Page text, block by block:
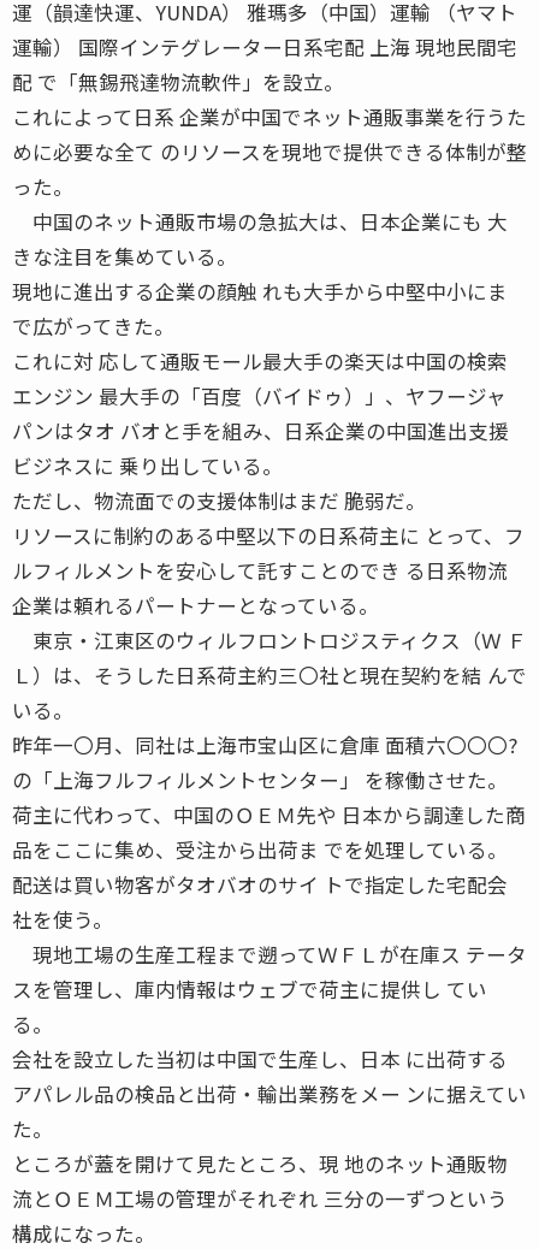
運（韻達快運、YUNDA） 雅瑪多（中国）運輸 （ヤマト
運輸） 国際インテグレーター日系宅配 上海 現地民間宅
配 で「無錫飛達物流軟件」を設立。
これによって日系 企業が中国でネット通販事業を行うた
めに必要な全て のリソースを現地で提供できる体制が整
った。
中国のネット通販市場の急拡大は、日本企業にも 大
きな注目を集めている。
現地に進出する企業の顔触 れも大手から中堅中小にま
で広がってきた。
これに対 応して通販モール最大手の楽天は中国の検索
エンジン 最大手の「百度（バイドゥ）」、ヤフージャ
パンはタオ バオと手を組み、日系企業の中国進出支援
ビジネスに 乗り出している。
ただし、物流面での支援体制はまだ 脆弱だ。
リソースに制約のある中堅以下の日系荷主に とって、フ
ルフィルメントを安心して託すことのでき る日系物流
企業は頼れるパートナーとなっている。
東京・江東区のウィルフロントロジスティクス（Ｗ Ｆ
Ｌ）は、そうした日系荷主約三〇社と現在契約を結 んで
いる。
昨年一〇月、同社は上海市宝山区に倉庫 面積六〇〇〇?
の「上海フルフィルメントセンター」 を稼働させた。
荷主に代わって、中国のＯＥＭ先や 日本から調達した商
品をここに集め、受注から出荷ま でを処理している。
配送は買い物客がタオバオのサイ トで指定した宅配会
社を使う。
現地工場の生産工程まで遡ってＷＦＬが在庫ス テータ
スを管理し、庫内情報はウェブで荷主に提供し てい
る。
会社を設立した当初は中国で生産し、日本 に出荷する
アパレル品の検品と出荷・輸出業務をメー ンに据えてい
た。
ところが蓋を開けて見たところ、現 地のネット通販物
流とＯＥＭ工場の管理がそれぞれ 三分の一ずつという
構成になった。